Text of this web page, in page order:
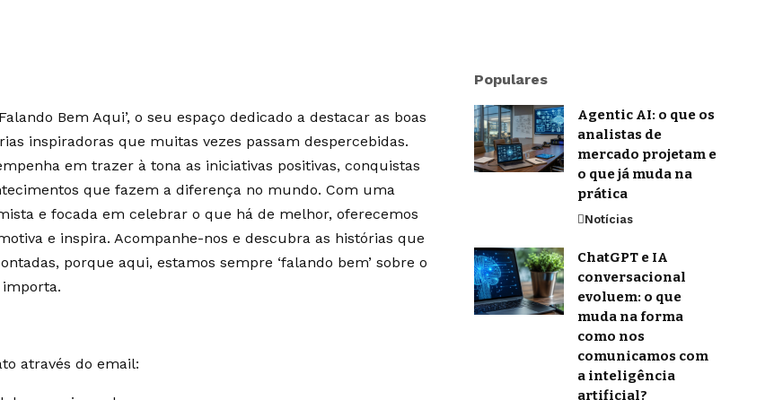
Bem Aqui’, o seu espaço dedicado a destacar as boas
inspiradoras que muitas vezes passam despercebidas.
em trazer à tona as iniciativas positivas, conquistas
que fazem a diferença no mundo. Com uma
e focada em celebrar o que há de melhor, oferecemos
e inspira. Acompanhe-nos e descubra as histórias que
porque aqui, estamos sempre ‘falando bem’ sobre o
através do email:
Populares
Agentic AI: o que os
analistas de
mercado projetam e
o que já muda na
prática
Notícias
ChatGPT e IA
conversacional
evoluem: o que
muda na forma
como nos
comunicamos com
a inteligência
artificial?